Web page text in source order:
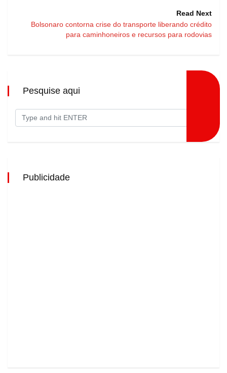
Read Next
Bolsonaro contorna crise do transporte liberando crédito
para caminhoneiros e recursos para rodovias
Pesquise aqui
Publicidade